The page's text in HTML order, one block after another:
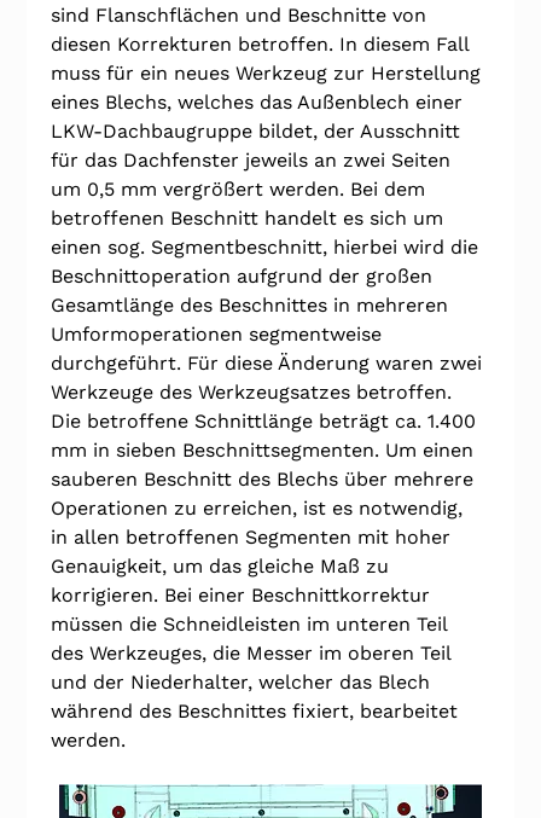
sind Flanschflächen und Beschnitte von
diesen Korrekturen betroffen. In diesem Fall
muss für ein neues Werkzeug zur Herstellung
eines Blechs, welches das Außenblech einer
LKW-Dachbaugruppe bildet, der Ausschnitt
für das Dachfenster jeweils an zwei Seiten
um 0,5 mm vergrößert werden. Bei dem
betroffenen Beschnitt handelt es sich um
einen sog. Segmentbeschnitt, hierbei wird die
Beschnittoperation aufgrund der großen
Gesamtlänge des Beschnittes in mehreren
Umformoperationen segmentweise
durchgeführt. Für diese Änderung waren zwei
Werkzeuge des Werkzeugsatzes betroffen.
Die betroffene Schnittlänge beträgt ca. 1.400
mm in sieben Beschnittsegmenten. Um einen
sauberen Beschnitt des Blechs über mehrere
Operationen zu erreichen, ist es notwendig,
in allen betroffenen Segmenten mit hoher
Genauigkeit, um das gleiche Maß zu
korrigieren. Bei einer Beschnittkorrektur
müssen die Schneidleisten im unteren Teil
des Werkzeuges, die Messer im oberen Teil
und der Niederhalter, welcher das Blech
während des Beschnittes fixiert, bearbeitet
werden.